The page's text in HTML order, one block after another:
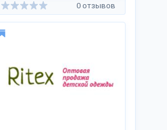
0 отзывов